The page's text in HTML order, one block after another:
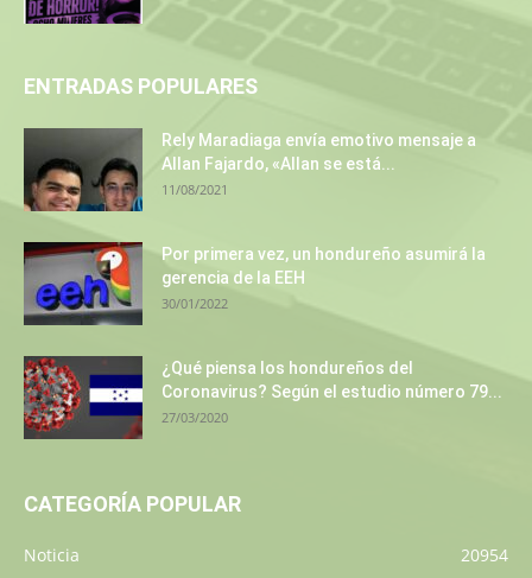
ENTRADAS POPULARES
Rely Maradiaga envía emotivo mensaje a
Allan Fajardo, «Allan se está...
11/08/2021
Por primera vez, un hondureño asumirá la
gerencia de la EEH
30/01/2022
¿Qué piensa los hondureños del
Coronavirus? Según el estudio número 79...
27/03/2020
CATEGORÍA POPULAR
Noticia
20954